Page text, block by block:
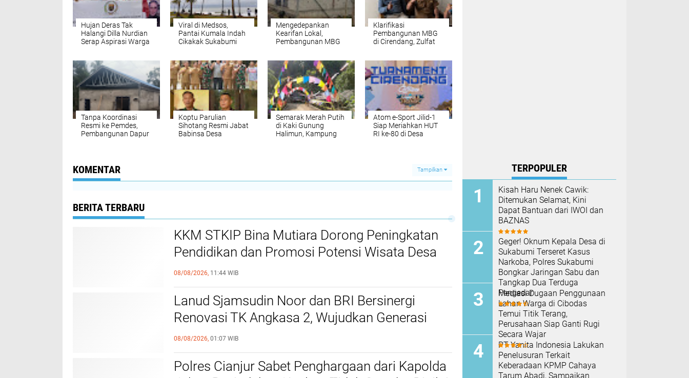
Hujan Deras Tak
Halangi Dilla Nurdian
Serap Aspirasi Warga
Infrastruktur
Viral di Medsos,
Pantai Kumala Indah
Cikakak Sukabumi
Mengedepankan
Kearifan Lokal,
Pembangunan MBG
Warga
Klarifikasi
Pembangunan MBG
di Cirendang, Zulfat
Komunikasi
Tanpa Koordinasi
Resmi ke Pemdes,
Pembangunan Dapur
Koptu Parulian
Sihotang Resmi Jabat
Babinsa Desa
Semarak Merah Putih
di Kaki Gunung
Halimun, Kampung
Atom e-Sport Jilid-1
Siap Meriahkan HUT
RI ke-80 di Desa
KOMENTAR Tampilkan
BERITA TERBARU
KKM STKIP Bina Mutiara Dorong Peningkatan
Pendidikan dan Promosi Potensi Wisata Desa
Sukamaju
08/08/2026, 11:44 WIB
Lanud Sjamsudin Noor dan BRI Bersinergi
Renovasi TK Angkasa 2, Wujudkan Generasi
Hebat Indonesia
08/08/2026, 01:07 WIB
Polres Cianjur Sabet Penghargaan dari Kapolda
TERPOPULER
Kisah Haru Nenek Cawik:
Ditemukan Selamat, Kini
Dapat Bantuan dari IWOI dan
BAZNAS
Geger! Oknum Kepala Desa di
Sukabumi Terseret Kasus
Narkoba, Polres Sukabumi
Bongkar Jaringan Sabu dan
Tangkap Dua Terduga
Pengedar
Mediasi Dugaan Penggunaan
Lahan Warga di Cibodas
Temui Titik Terang,
Perusahaan Siap Ganti Rugi
Secara Wajar
PT Yanita Indonesia Lakukan
Penelusuran Terkait
Keberadaan KPMP Cahaya
Tarum Abadi, Sampaikan